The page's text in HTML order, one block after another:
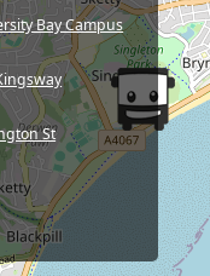
Bay Campus
St